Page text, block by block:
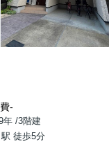
-
年 /3階建
徒歩5分